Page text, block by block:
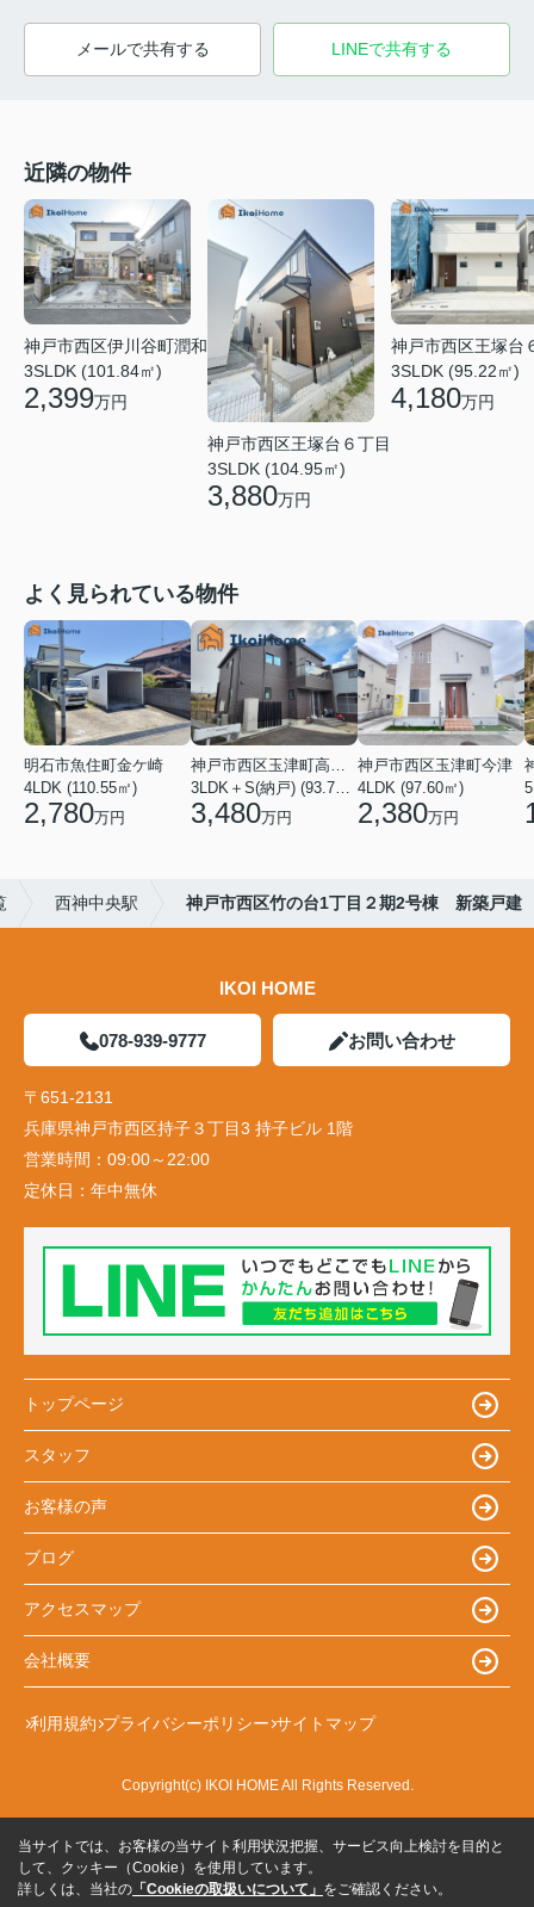
メールで共有する LINEで共有する
近隣の物件
神戸市西区伊川谷町潤和
3SLDK (101.84㎡)
2,399万円
神戸市西区王塚台６丁目
3SLDK (104.95㎡)
3,880万円
神戸市西区王塚台
3SLDK (95.22㎡)
4,180万円
よく見られている物件
明石市魚住町金ケ崎
4LDK (110.55㎡)
2,780万円 3,480万円
神戸市西区玉津町今津
4LDK (97.60㎡)
2,380万円
西神中央駅 神戸市西区竹の台1丁目２期2号棟 新築戸建
IKOI HOME
078-939-9777 お問い合わせ
〒651-2131
兵庫県神戸市西区持子３丁目3 持子ビル 1階
営業時間： 09:00～22:00
定休日： 年中無休
トップページ
スタッフ
お客様の声
ブログ
アクセスマップ
会社概要
利用規約 プライバシーポリシー サイトマップ
Copyright(c) IKOI HOME All Rights Reserved.
当サイトでは、お客様の当サイト利用状況把握、サービス向上検討を目的と
して、クッキー（Cookie）を使用しています。
詳しくは、当社の 「Cookieの取扱いについて」 をご確認ください。